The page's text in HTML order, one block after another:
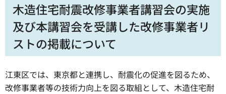
木造住宅耐震改修事業者講習会の実施
及び本講習会を受講した改修事業者リ
ストの掲載について
江東区では、東京都と連携し、耐震化の促進を図るため、
改修事業者等の技術力向上を図る取組として、木造住宅耐